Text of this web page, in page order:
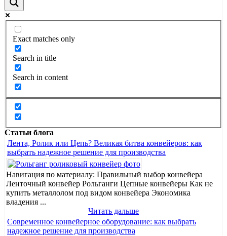
Exact matches only
Search in title
Search in content
Статьи блога
Лента, Ролик или Цепь? Великая битва конвейеров: как
выбрать надежное решение для производства
Навигация по материалу: Правильный выбор конвейера
Ленточный конвейер Рольганги Цепные конвейеры Как не
купить металлолом под видом конвейера Экономика
владения ...
Читать дальше
Современное конвейерное оборудование: как выбрать
надежное решение для производства